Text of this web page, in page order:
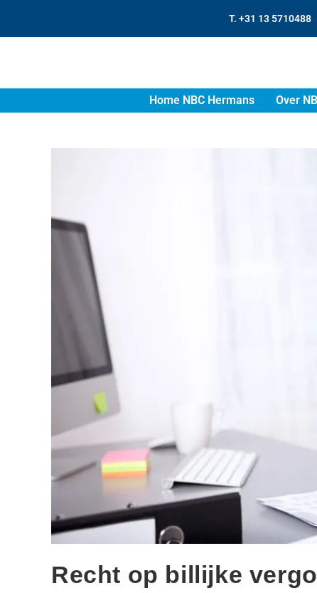
T. +31 13 5710488
Home NBC Hermans Over
Recht op billijke